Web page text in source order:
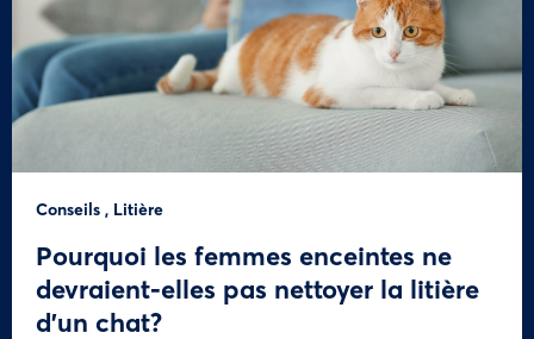
Conseils , Litière
Pourquoi les femmes enceintes ne
devraient-elles pas nettoyer la litière
d’un chat?